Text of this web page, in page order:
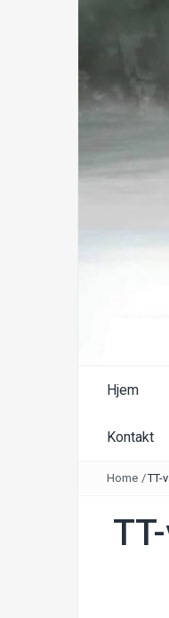
Hjem
Kontakt
Home /TT-